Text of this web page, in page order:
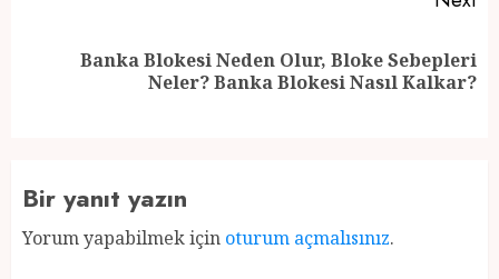
Banka Blokesi Neden Olur, Bloke Sebepleri
Neler? Banka Blokesi Nasıl Kalkar?
Bir yanıt yazın
Yorum yapabilmek için oturum açmalısınız.